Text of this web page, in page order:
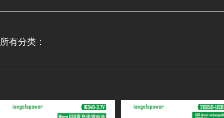
所有分类：